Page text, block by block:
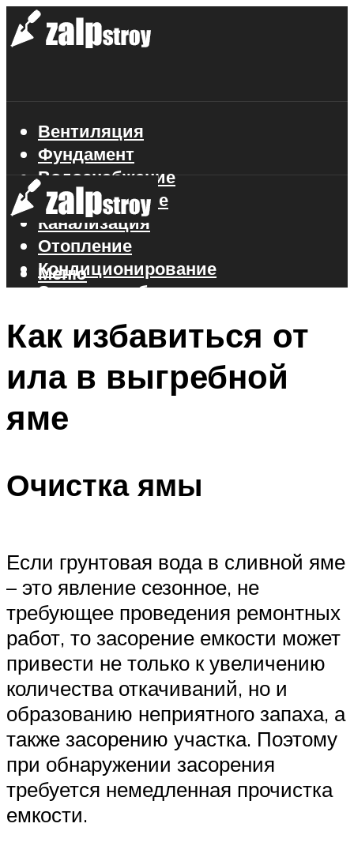
Вентиляция
Фундамент
Водоснабжение
Газоснабжение
Канализация
Отопление
Кондиционирование
Электроснабжение
Меню
Меню
Как избавиться от
ила в выгребной
яме
Очистка ямы
Если грунтовая вода в сливной яме
– это явление сезонное, не
требующее проведения ремонтных
работ, то засорение емкости может
привести не только к увеличению
количества откачиваний, но и
образованию неприятного запаха, а
также засорению участка. Поэтому
при обнаружении засорения
требуется немедленная прочистка
емкости.